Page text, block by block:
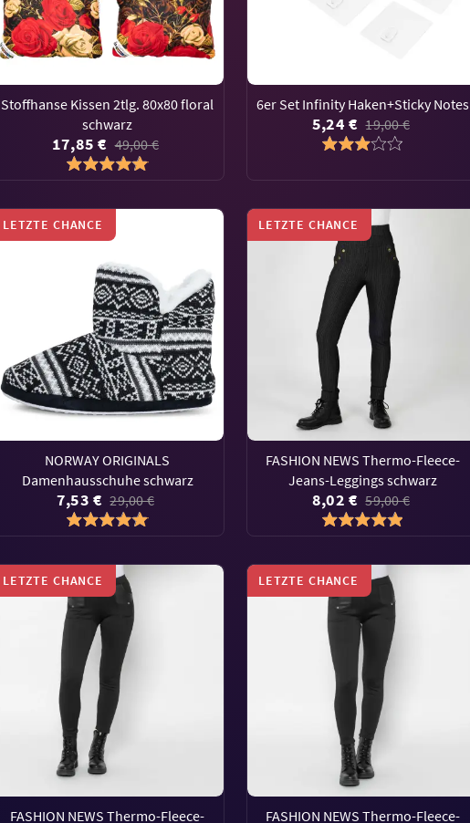
Stoffhanse Kissen 2tlg. 80x80 floral
schwarz
17,85 € 49,00 €
6er Set Infinity Haken+Sticky Notes
5,24 € 19,00 €
LETZTE CHANCE
NORWAY ORIGINALS
Damenhausschuhe schwarz
7,53 € 29,00 €
LETZTE CHANCE
FASHION NEWS Thermo-Fleece-
Jeans-Leggings schwarz
8,02 € 59,00 €
LETZTE CHANCE
FASHION NEWS Thermo-Fleece-
LETZTE CHANCE
FASHION NEWS Thermo-Fleece-